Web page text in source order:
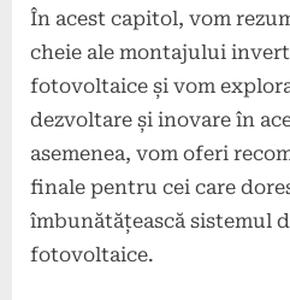
În acest capitol, vom
cheie ale montajului
fotovoltaice și vom
dezvoltare și inovare în
asemenea, vom oferi
finale pentru cei care
îmbunătățească sistemul
fotovoltaice.